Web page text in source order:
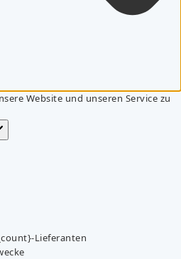
Website und unseren Service zu
Lieferanten